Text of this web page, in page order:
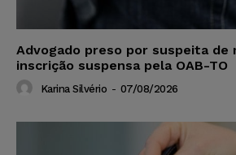
Advogado preso por suspeita de
inscrição suspensa pela OAB-TO
Karina Silvério - 07/08/2026